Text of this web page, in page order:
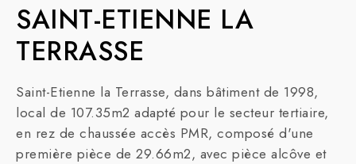
SAINT-ETIENNE LA
TERRASSE
Saint-Etienne la Terrasse, dans bâtiment de 1998,
local de 107.35m2 adapté pour le secteur tertiaire,
en rez de chaussée accès PMR, composé d'une
première pièce de 29.66m2, avec pièce alcôve et